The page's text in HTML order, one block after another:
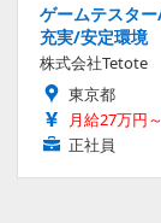
ゲームテスタ
充実/安定環境
株式会社Tetote
東京都
月給27万円
正社員